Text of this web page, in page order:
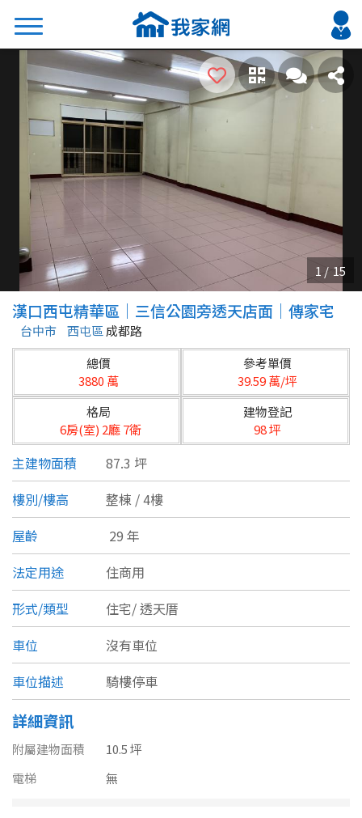
搜尋
2026 台北降價好屋限量釋出
2026 新北降價好屋限量釋出
2026 台中降價好屋限量釋出
2026 台南降價好屋限量釋出
2026 高雄降價好屋限量釋出
縣市
不限
台北市
基隆市
新北市
宜蘭縣
桃園市
新竹市
新竹縣
苗栗縣
台中市
彰化縣
區域
類型(可複選)
公寓
別墅 透天厝
農舍 辦公
坪數
不拘
漢口西屯精華區｜三信公園旁透天店面｜傳家宅
台中市 西屯區 成都路
總價
3880 萬
參考單價
39.59 萬/坪
格局
6房(室) 2廳 7衛
建物登記
98 坪
主建物面積
87.3 坪
樓別/樓高
整棟 / 4樓
屋齡
29 年
法定用途
住商用
形式/類型
住宅/透天厝
車位
沒有車位
車位描述
騎樓停車
詳細資訊
附屬建物面積
10.5 坪
電梯
無